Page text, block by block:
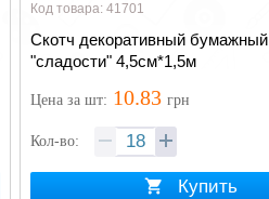
Код товара: 41701
Скотч декоративный бумажный
"сладости" 4,5см*1,5м
Ценаза шт: 10.83 грн
Кол-во:
Купить